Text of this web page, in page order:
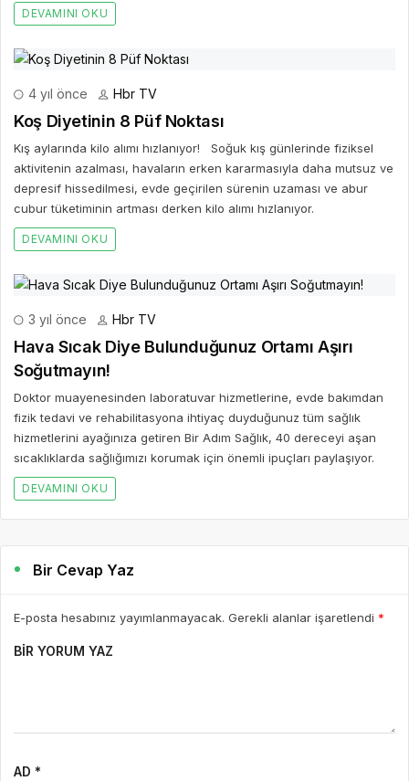
DEVAMINI OKU
4 yıl önce Hbr TV
Koş Diyetinin 8 Püf Noktası
Kış aylarında kilo alımı hızlanıyor! Soğuk kış günlerinde fiziksel
aktivitenin azalması, havaların erken kararmasıyla daha mutsuz ve
depresif hissedilmesi, evde geçirilen sürenin uzaması ve abur
cubur tüketiminin artması derken kilo alımı hızlanıyor.
DEVAMINI OKU
3 yıl önce Hbr TV
Hava Sıcak Diye Bulunduğunuz Ortamı Aşırı
Soğutmayın!
Doktor muayenesinden laboratuvar hizmetlerine, evde bakımdan
fizik tedavi ve rehabilitasyona ihtiyaç duyduğunuz tüm sağlık
hizmetlerini ayağınıza getiren Bir Adım Sağlık, 40 dereceyi aşan
sıcaklıklarda sağlığımızı korumak için önemli ipuçları paylaşıyor.
DEVAMINI OKU
Bir Cevap Yaz
E-posta hesabınız yayımlanmayacak. Gerekli alanlar işaretlendi *
BIR YORUM YAZ
AD *